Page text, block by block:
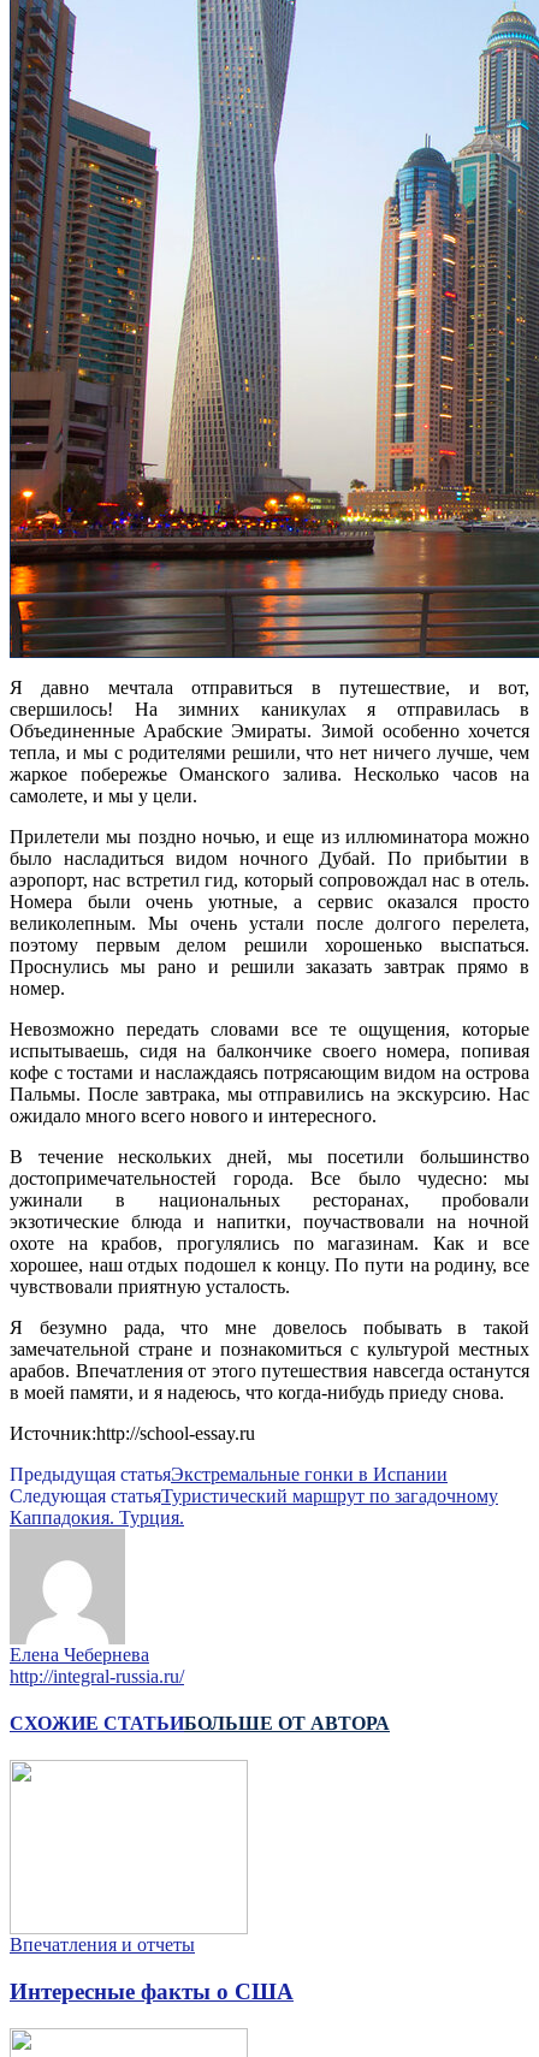
Я давно мечтала отправиться в путешествие, и вот,
свершилось! На зимних каникулах я отправилась в
Объединенные Арабские Эмираты. Зимой особенно хочется
тепла, и мы с родителями решили, что нет ничего лучше, чем
жаркое побережье Оманского залива. Несколько часов на
самолете, и мы у цели.
Прилетели мы поздно ночью, и еще из иллюминатора можно
было насладиться видом ночного Дубай. По прибытии в
аэропорт, нас встретил гид, который сопровождал нас в отель.
Номера были очень уютные, а сервис оказался просто
великолепным. Мы очень устали после долгого перелета,
поэтому первым делом решили хорошенько выспаться.
Проснулись мы рано и решили заказать завтрак прямо в
номер.
Невозможно передать словами все те ощущения, которые
испытываешь, сидя на балкончике своего номера, попивая
кофе с тостами и наслаждаясь потрясающим видом на острова
Пальмы. После завтрака, мы отправились на экскурсию. Нас
ожидало много всего нового и интересного.
В течение нескольких дней, мы посетили большинство
достопримечательностей города. Все было чудесно: мы
ужинали в национальных ресторанах, пробовали
экзотические блюда и напитки, поучаствовали на ночной
охоте на крабов, прогулялись по магазинам. Как и все
хорошее, наш отдых подошел к концу. По пути на родину, все
чувствовали приятную усталость.
Я безумно рада, что мне довелось побывать в такой
замечательной стране и познакомиться с культурой местных
арабов. Впечатления от этого путешествия навсегда останутся
в моей памяти, и я надеюсь, что когда-нибудь приеду снова.
Источник:http://school-essay.ru
Предыдущая статьяЭкстремальные гонки в Испании
Следующая статьяТуристический маршрут по загадочному
Каппадокия. Турция.
Елена Чебернева
http://integral-russia.ru/
СХОЖИЕ СТАТЬИБОЛЬШЕ ОТ АВТОРА
Впечатления и отчеты
Интересные факты о США